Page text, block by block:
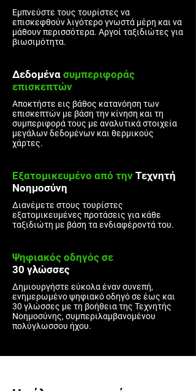
Εμπνεύστε τους τουρίστες να
επισκεφθούν λιγότερο γνωστά μέρη και να
μάθουν περισσότερα. Αργοί ταξιδιώτες για
βιωσιμότητα.
Δεδομένα συμπεριφοράς
επισκεπτών
Αποκτήστε εις βάθος κατανόηση των
επισκεπτών με βάση την κίνηση και τη
συμπεριφορά τους με αναλυτικά στοιχεία
μεγάλων δεδομένων και θερμικούς
χάρτες.
Εξατομικευμένο από την Τεχνητή
Νοημοσύνη
Διανέμετε στους τουρίστες
εξατομικευμένες προτάσεις για κάθε
ταξιδιώτη με βάση τα ενδιαφέροντά του.
Ψηφιακός οδηγός σε
30 γλώσσες
Δημιουργήστε εύκολα έναν συνεπή,
ενημερωμένο ψηφιακό οδηγό σε έως και
30 γλώσσες με τη βοήθεια της Τεχνητής
Νοημοσύνης, συμπεριλαμβανομένου
πολύγλωσσου ήχου.